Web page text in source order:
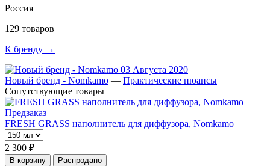
Россия
129 товаров
К бренду →
03 Августа 2020
Новый бренд - Nomkamo — Практические нюансы
Сопутствующие товары
Предзаказ
FRESH GRASS наполнитель для диффузора, Nomkamo
2 300 ₽
В корзину Распродано